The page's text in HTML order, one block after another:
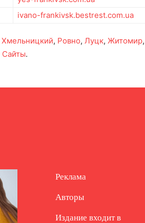
ivano-frankivsk.bestrest.com.ua
Хмельницкий, Ровно, Луцк, Житомир,
Сайты.
Реклама
Авторы
Издание входит в